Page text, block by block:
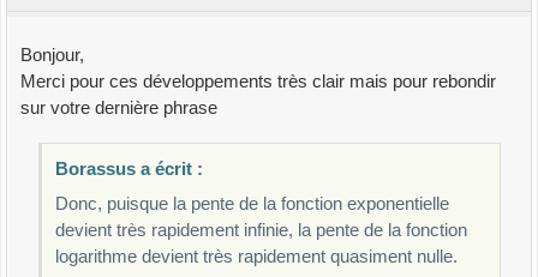
Bonjour,
Merci pour ces développements très clair mais pour rebondir
sur votre dernière phrase
Borassus a écrit :
Donc, puisque la pente de la fonction exponentielle
devient très rapidement infinie, la pente de la fonction
logarithme devient très rapidement quasiment nulle.